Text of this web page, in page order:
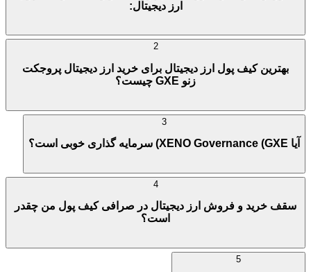
ارز دیجیتال:
بهترین کیف پول ارز دیجیتال برای خرید ارز دیجیتال پروجکت
زنو GXE چیست؟
آیا XENO Governance (GXE) سرمایه گذاری خوبی است؟
سقف خرید و فروش ارز دیجیتال در صرافی کیف پول من چقدر
است؟